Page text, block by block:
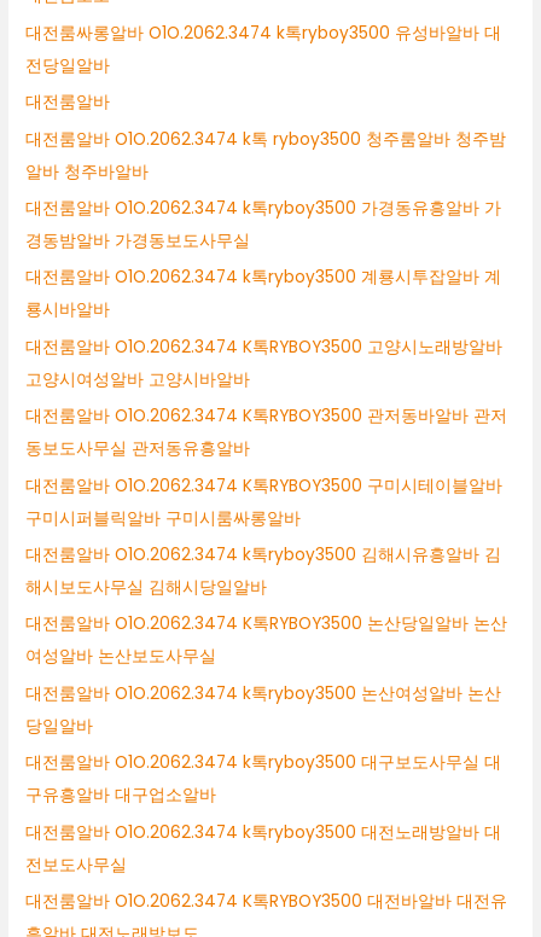
대전룸싸롱알바 O1O.2062.3474 k톡ryboy3500 유성바알바 대
전당일알바
대전룸알바
대전룸알바 O1O.2062.3474 k톡 ryboy3500 청주룸알바 청주밤
알바 청주바알바
대전룸알바 O1O.2062.3474 k톡ryboy3500 가경동유흥알바 가
경동밤알바 가경동보도사무실
대전룸알바 O1O.2062.3474 k톡ryboy3500 계룡시투잡알바 계
룡시바알바
대전룸알바 O1O.2062.3474 K톡RYBOY3500 고양시노래방알바
고양시여성알바 고양시바알바
대전룸알바 O1O.2062.3474 K톡RYBOY3500 관저동바알바 관저
동보도사무실 관저동유흥알바
대전룸알바 O1O.2062.3474 K톡RYBOY3500 구미시테이블알바
구미시퍼블릭알바 구미시룸싸롱알바
대전룸알바 O1O.2062.3474 k톡ryboy3500 김해시유흥알바 김
해시보도사무실 김해시당일알바
대전룸알바 O1O.2062.3474 K톡RYBOY3500 논산당일알바 논산
여성알바 논산보도사무실
대전룸알바 O1O.2062.3474 k톡ryboy3500 논산여성알바 논산
당일알바
대전룸알바 O1O.2062.3474 k톡ryboy3500 대구보도사무실 대
구유흥알바 대구업소알바
대전룸알바 O1O.2062.3474 k톡ryboy3500 대전노래방알바 대
전보도사무실
대전룸알바 O1O.2062.3474 K톡RYBOY3500 대전바알바 대전유